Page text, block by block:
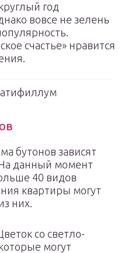
год
вовсе не зелень
счастье» нравится
бутонов зависят
данный момент
40 видов
квартиры могут
них.
со светло-
могут